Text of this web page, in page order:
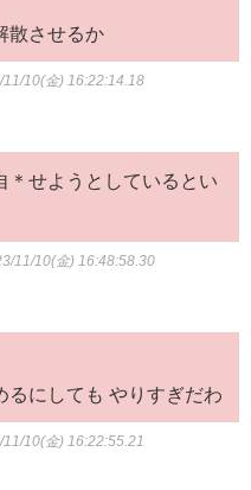
散させるか
11/10(金) 16:22:14.18
＊せようとしているとい
11/10(金) 16:48:58.30
るにしても やりすぎだわ
11/10(金) 16:22:55.21